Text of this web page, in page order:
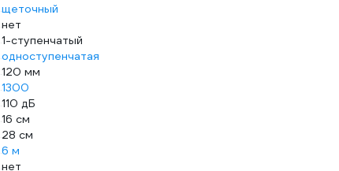
щеточный
нет
1-ступенчатый
одноступенчатая
120 мм
1300
110 дБ
16 см
28 см
6 м
нет